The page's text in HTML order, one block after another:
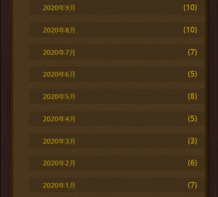
2020年9月 (10)
2020年8月 (10)
2020年7月 (7)
2020年6月 (5)
2020年5月 (8)
2020年4月 (5)
2020年3月 (3)
2020年2月 (6)
2020年1月 (7)